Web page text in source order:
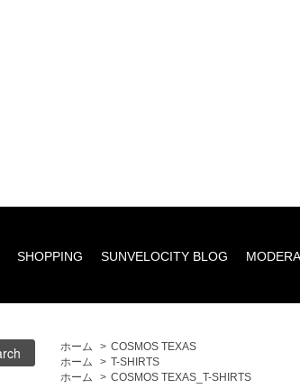
SHOPPING SUNVELOCITY BLOG
ホーム > COSMOS TEXAS
ホーム
> T-SHIRTS
ホーム
> COSMOS TEXAS_T-SHIRTS